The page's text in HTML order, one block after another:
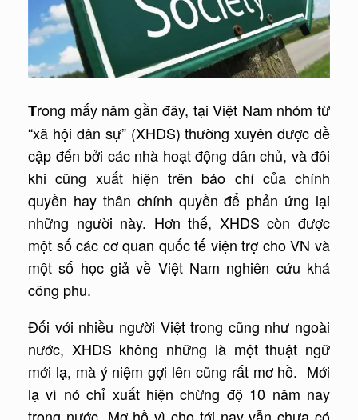
Trong mấy năm gần đây, tại Việt Nam nhóm từ
“xã hội dân sự” (XHDS) thường xuyên được đề
cập đến bởi các nhà hoạt động dân chủ, và đôi
khi cũng xuất hiện trên báo chí của chính
quyền hay thân chính quyền để phản ứng lại
những người này. Hơn thế, XHDS còn được
một số các cơ quan quốc tế viện trợ cho VN và
một số học giả về Việt Nam nghiên cứu khá
công phu.
Đối với nhiều người Việt trong cũng như ngoài
nước, XHDS không những là một thuật ngữ
mới lạ, mà ý niệm gợi lên cũng rất mơ hồ. Mới
lạ vì nó chỉ xuất hiện chừng độ 10 năm nay